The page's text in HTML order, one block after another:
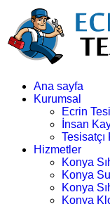
Ana sayfa
Kurumsal
Ecrin
İnsan
Tesisatçı
Hizmetler
Konya
Konya
Konya
Konya